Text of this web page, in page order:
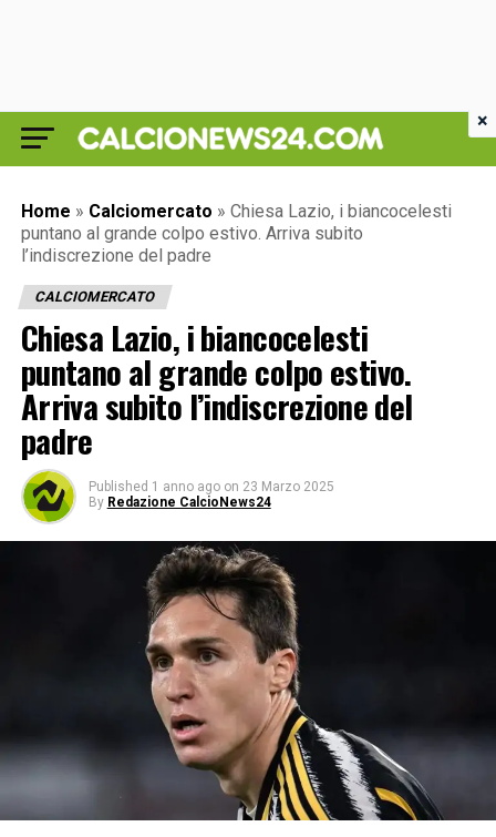
Home » Calciomercato » Chiesa Lazio, i biancocelesti
puntano al grande colpo estivo. Arriva subito
l’indiscrezione del padre
CALCIOMERCATO
Chiesa Lazio, i biancocelesti
puntano al grande colpo estivo.
Arriva subito l’indiscrezione del
padre
Published 1 anno ago on 23 Marzo 2025
By Redazione CalcioNews24
×